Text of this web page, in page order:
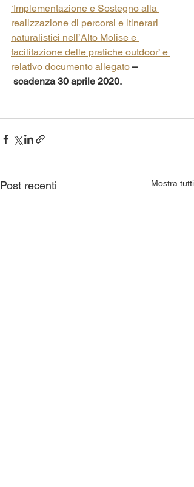
‘Implementazione e Sostegno alla
realizzazione di percorsi e itinerari
naturalistici nell’Alto Molise e
facilitazione delle pratiche outdoor’ e
relativo documento allegato –
scadenza 30 aprile 2020.
Post recenti Mostra tutti